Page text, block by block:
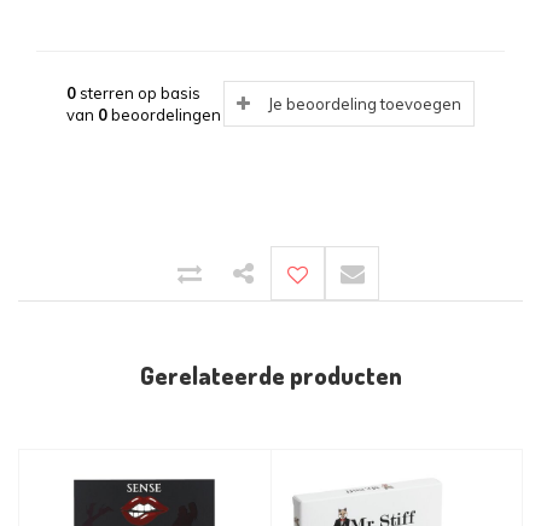
0sterren op basis
van 0beoordelingen
Je beoordeling toevoegen
Gerelateerde producten